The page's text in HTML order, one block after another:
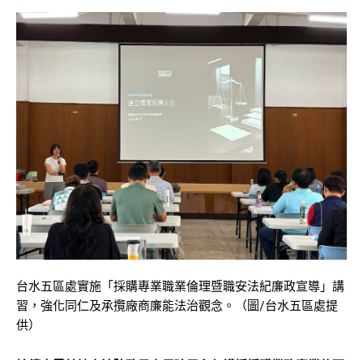
台水五區處實施「採購專業職業倫理暨職安法紀廉政宣導」講
習，強化同仁及承攬廠商廉能法治觀念。（圖/台水五區處提
供）